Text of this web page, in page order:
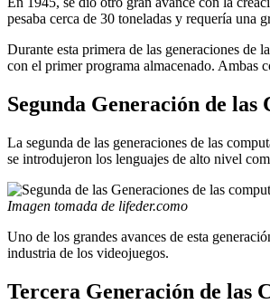
pesaba cerca de 30 toneladas y requería
Durante esta primera de las generaciones
con el primer programa almacenado. Ambas
Segunda Generación de las
La segunda de las generaciones de las
se introdujeron los lenguajes de alto nivel
Imagen tomada de lifeder.como
Uno de los grandes avances de esta
industria de los videojuegos.
Tercera Generación de las